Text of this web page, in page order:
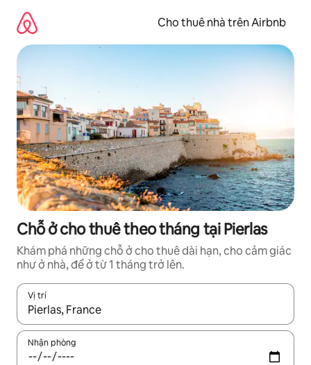
dung
Cho thuê nhà trên Airbnb
Chỗ ở cho thuê theo tháng tại Pierlas
Khám phá những chỗ ở cho thuê dài hạn, cho cảm giác
như ở nhà, để ở từ 1 tháng trở lên.
Vị trí
Khi có kết quả, hãy điều hướng bằng phím mũi tên lên và
Nhận phòng